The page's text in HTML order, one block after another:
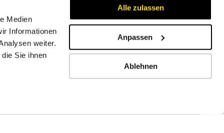
Medien
Informationen
weiter.
Sie ihnen
Alle zulassen
Anpassen
Ablehnen
Zertifikate